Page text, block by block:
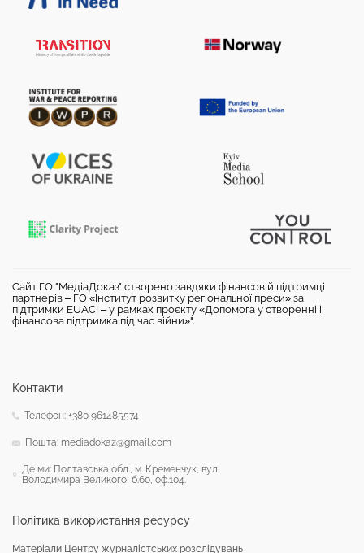
Сайт ГО "МедіаДоказ" створено завдяки фінансовій підтримці
партнерів – ГО «Інститут розвитку регіональної преси» за
підтримки EUACI – у рамках проєкту «Допомога у створенні і
фінансова підтримка під час війни»".
Політика використання ресурсу
Матеріали Центру журналістських розслідувань
Контакти
Телефон: +380 961485574
Пошта: mediadokaz@gmail.com
Де ми: Полтавська обл., м. Кременчук, вул.
Володимира Великого, б.60, оф.104.